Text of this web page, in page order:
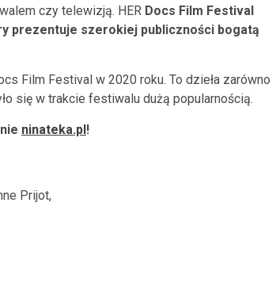
czy telewizją. HER Docs Film Festival
prezentuje szerokiej publiczności bogatą
Film Festival w 2020 roku. To dzieła zarówno
się w trakcie festiwalu dużą popularnością.
ninateka.pl!
Prijot,